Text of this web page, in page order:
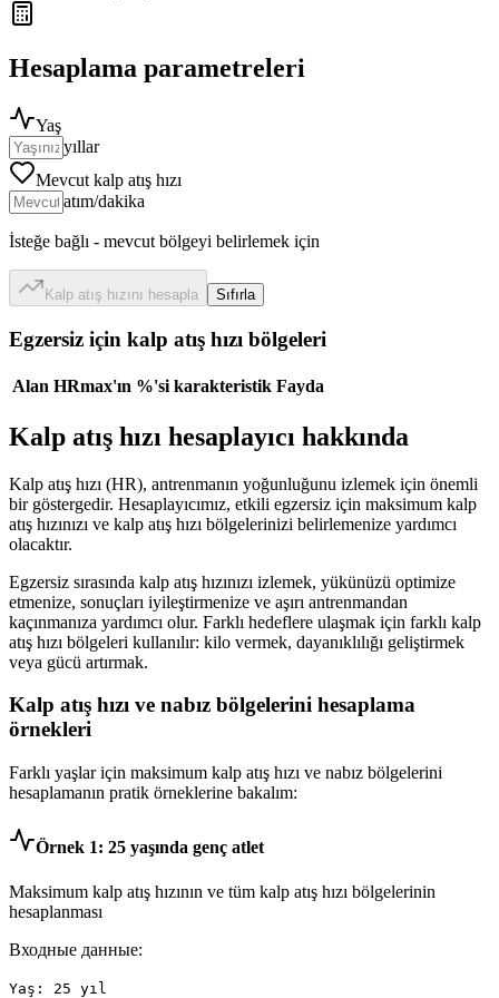
Hesaplama parametreleri
Yaş
yıllar
Mevcut kalp atış hızı
atım/dakika
İsteğe bağlı - mevcut bölgeyi belirlemek için
Kalp atış hızını hesapla Sıfırla
Egzersiz için kalp atış hızı bölgeleri
Alan HRmax'ın %'si karakteristik Fayda
Kalp atış hızı hesaplayıcı hakkında
Kalp atış hızı (HR), antrenmanın yoğunluğunu izlemek için önemli
bir göstergedir. Hesaplayıcımız, etkili egzersiz için maksimum kalp
atış hızınızı ve kalp atış hızı bölgelerinizi belirlemenize yardımcı
olacaktır.
Egzersiz sırasında kalp atış hızınızı izlemek, yükünüzü optimize
etmenize, sonuçları iyileştirmenize ve aşırı antrenmandan
kaçınmanıza yardımcı olur. Farklı hedeflere ulaşmak için farklı kalp
atış hızı bölgeleri kullanılır: kilo vermek, dayanıklılığı geliştirmek
veya gücü artırmak.
Kalp atış hızı ve nabız bölgelerini hesaplama
örnekleri
Farklı yaşlar için maksimum kalp atış hızı ve nabız bölgelerini
hesaplamanın pratik örneklerine bakalım:
Örnek 1: 25 yaşında genç atlet
Maksimum kalp atış hızının ve tüm kalp atış hızı bölgelerinin
hesaplanması
Входные данные:
Yaş: 25 yıl